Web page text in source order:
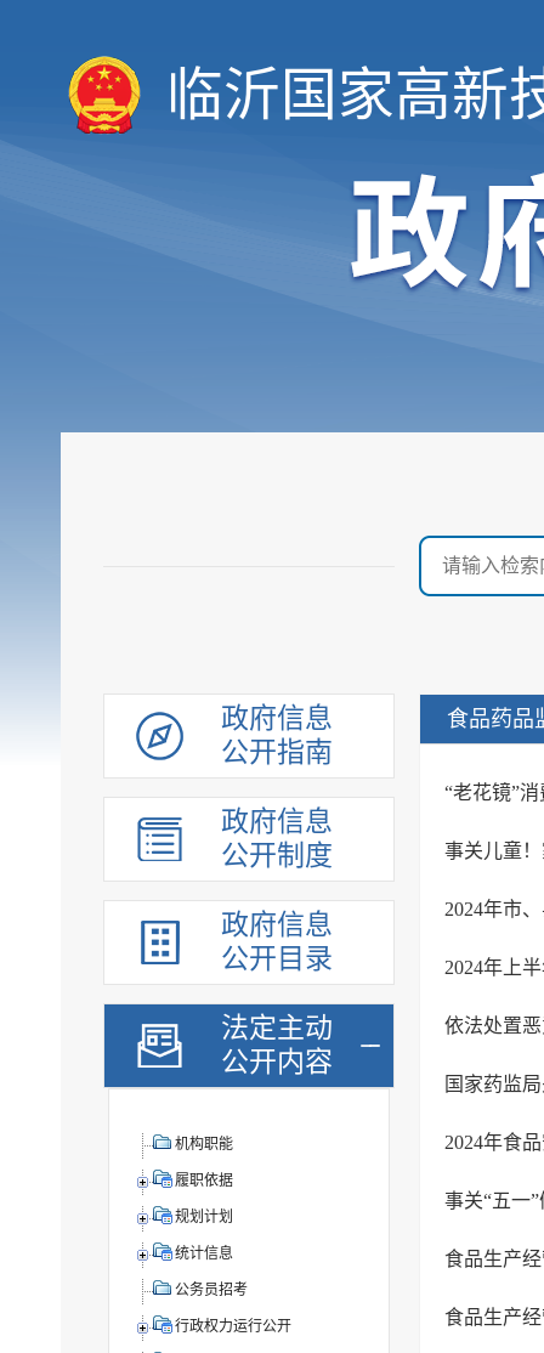
临沂国家高新
政府信息
公开指南
政府信息
公开制度
政府信息
公开目录
法定主动
公开内容
机构职能
履职依据
规划计划
统计信息
公务员招考
行政权力运行公开
食品药品
“老花镜”
事关儿童
2024年市
2024年上
依法处置
国家药监
2024年食
事关“五一
食品生产
食品生产